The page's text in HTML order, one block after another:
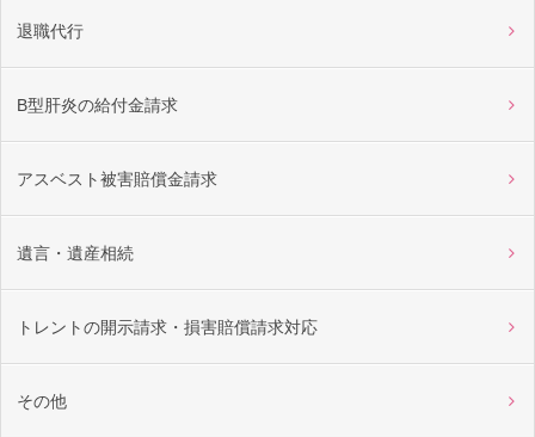
退職代行
B型肝炎の給付金請求
アスベスト被害賠償金請求
遺言・遺産相続
トレントの開示請求・損害賠償請求対応
その他